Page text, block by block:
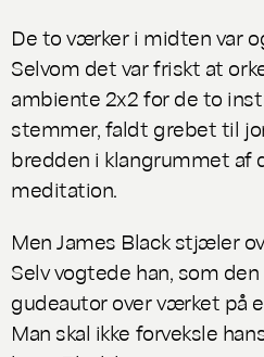
De to værker i midten var
Selvom det var friskt at
ambiente 2x2for de to
stemmer, faldt grebet til
bredden i klangrummet
meditation.
Men James Black stjæler
Selv vogtede han, som
gudeautor over værket på
Man skal ikke forveksle